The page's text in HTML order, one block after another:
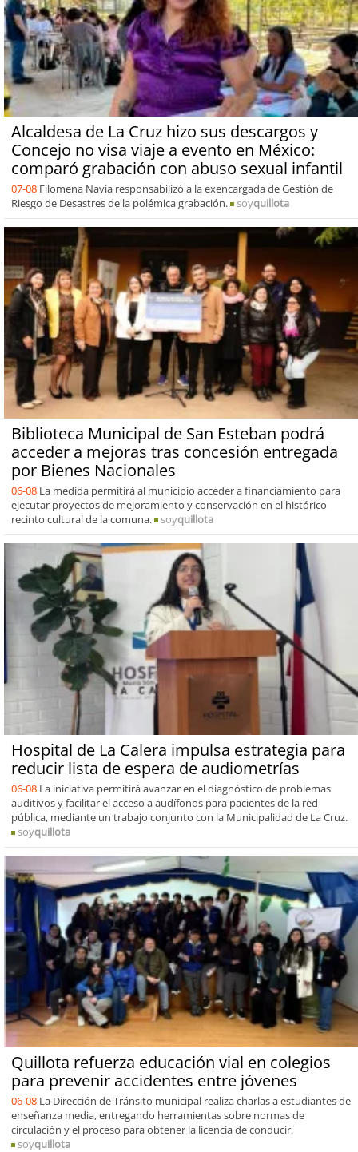
Alcaldesa de La Cruz hizo sus descargos y
Concejo no visa viaje a evento en México:
comparó grabación con abuso sexual infantil
07-08 Filomena Navia responsabilizó a la exencargada de Gestión de
Riesgo de Desastres de la polémica grabación.
soyquillota
Biblioteca Municipal de San Esteban podrá
acceder a mejoras tras concesión entregada
por Bienes Nacionales
06-08 La medida permitirá al municipio acceder a financiamiento para
ejecutar proyectos de mejoramiento y conservación en el histórico
recinto cultural de la comuna.
soyquillota
Hospital de La Calera impulsa estrategia para
reducir lista de espera de audiometrías
06-08 La iniciativa permitirá avanzar en el diagnóstico de problemas
auditivos y facilitar el acceso a audífonos para pacientes de la red
pública, mediante un trabajo conjunto con la Municipalidad de La Cruz.
soyquillota
Quillota refuerza educación vial en colegios
para prevenir accidentes entre jóvenes
06-08 La Dirección de Tránsito municipal realiza charlas a estudiantes de
enseñanza media, entregando herramientas sobre normas de
circulación y el proceso para obtener la licencia de conducir.
soyquillota